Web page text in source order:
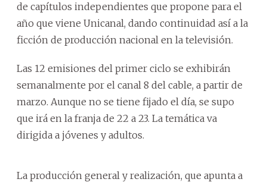
de capítulos independientes que propone para el
año que viene Unicanal, dando continuidad así a la
ficción de producción nacional en la televisión.
Las 12 emisiones del primer ciclo se exhibirán
semanalmente por el canal 8 del cable, a partir de
marzo. Aunque no se tiene fijado el día, se supo
que irá en la franja de 22 a 23. La temática va
dirigida a jóvenes y adultos.
La producción general y realización, que apunta a